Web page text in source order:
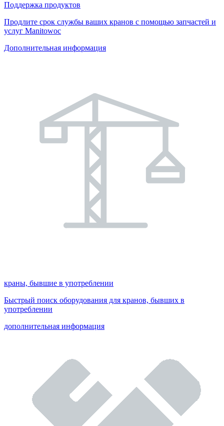
Поддержка продуктов
Продлите срок службы ваших кранов с помощью запчастей и
услуг Manitowoc
Дополнительная информация
краны, бывшие в употреблении
Быстрый поиск оборудования для кранов, бывших в
употреблении
дополнительная информация